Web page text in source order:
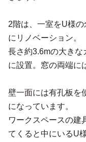
2階は、一室をU様の
にリノベーション。
長さ約3.6mの大きな
に設置。窓の両端に
壁一面には有孔板を
になっています。
ワークスペースの建
てくると中にいるU